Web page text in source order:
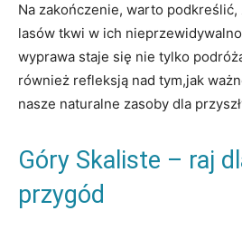
Na zakończenie, ​warto podkreślić,
lasów tkwi⁢ w ⁣ich‍
‍wyprawa staje ⁣się nie tylko
również refleksją nad tym,jak
‍nasze naturalne zasoby⁤ dla
Góry ‍Skaliste ⁣– raj
przygód